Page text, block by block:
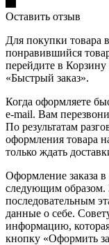
Оставить отзыв
Для покупки товара
понравившийся
перейдите в
«Быстрый заказ».
Когда оформляете
e-mail. Вам
По результатам
оформления товара
только ждать
Оформление заказа
следующим образом.
последовательным
данные о себе.
информацию,
кнопку «Оформить